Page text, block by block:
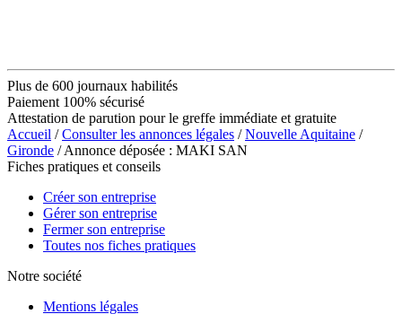
Plus de 600 journaux habilités
Paiement 100% sécurisé
Attestation de parution pour le greffe immédiate et gratuite
Accueil /Consulter les annonces légales /Nouvelle Aquitaine /
Gironde / Annonce déposée : MAKI SAN
Fiches pratiques et conseils
Créer son entreprise
Gérer son entreprise
Fermer son entreprise
Toutes nos fiches pratiques
Notre société
Mentions légales